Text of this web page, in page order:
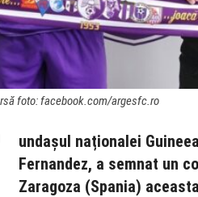
foto: facebook.com/argesfc.ro
undașul naționalei
Fernandez, a semnat un
Zaragoza (Spania)